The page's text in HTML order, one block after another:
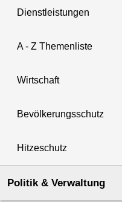
Dienstleistungen
A - Z Themenliste
Wirtschaft
Bevölkerungsschutz
Hitzeschutz
Politik & Verwaltung